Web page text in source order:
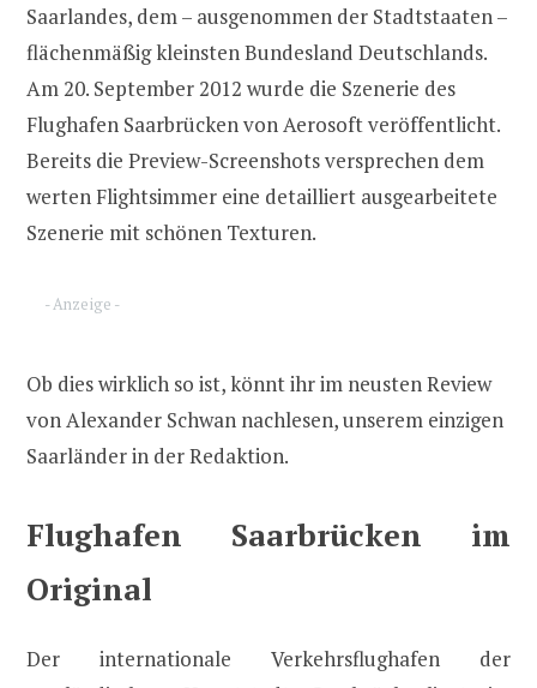
Saarlandes, dem – ausgenommen der Stadtstaaten –
flächenmäßig kleinsten Bundesland Deutschlands.
Am 20. September 2012 wurde die Szenerie des
Flughafen Saarbrücken von Aerosoft veröffentlicht.
Bereits die Preview-Screenshots versprechen dem
werten Flightsimmer eine detailliert ausgearbeitete
Szenerie mit schönen Texturen.
- Anzeige -
Ob dies wirklich so ist, könnt ihr im neusten Review
von Alexander Schwan nachlesen, unserem einzigen
Saarländer in der Redaktion.
Flughafen Saarbrücken im
Original
Der internationale Verkehrsflughafen der